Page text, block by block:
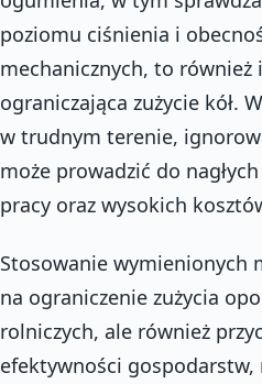
poziomu ciśnienia i
mechanicznych, to
ograniczająca zużycie kół.
w trudnym terenie,
może prowadzić do
pracy oraz wysokich
Stosowanie wymienionych
na ograniczenie zużycia
rolniczych, ale również
efektywności